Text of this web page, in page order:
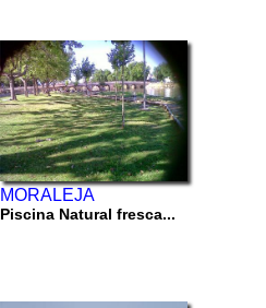
MORALEJA
Piscina Natural fresca...